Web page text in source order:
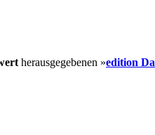
herausgegebenen »edition